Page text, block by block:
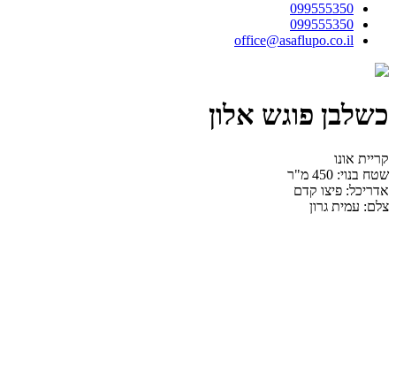
099555350
099555350
office@asaflupo.co.il
כשלבן פוגש אלון
קריית אונו
שטח בנוי: 450 מ"ר
אדריכל: פיצו קדם
צלם: עמית גרון